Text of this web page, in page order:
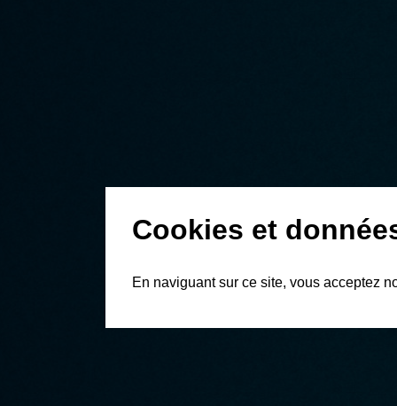
Cookies et
En naviguant sur ce site, vous acceptez